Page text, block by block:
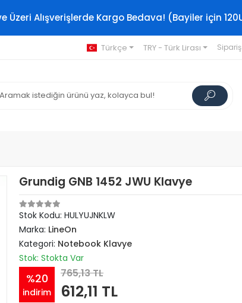
Üzeri Alışverişlerde Kargo Bedava! (Bayiler için
Türkçe TRY - Türk Lirası
Grundig GNB 1452 JWU Klavye
Stok Kodu: HULYUJNKLW
Marka: LineOn
Kategori: Notebook Klavye
Stok: Stokta Var
%20
indirim
765,13 TL
612,11 TL